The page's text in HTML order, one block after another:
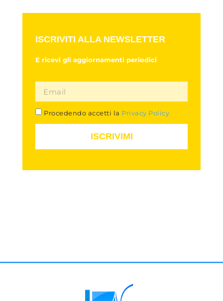
ISCRIVITI ALLA NEWSLETTER
E ricevi gli aggiornamenti periodici
Procedendo accetti la Privacy Policy
ISCRIVIMI